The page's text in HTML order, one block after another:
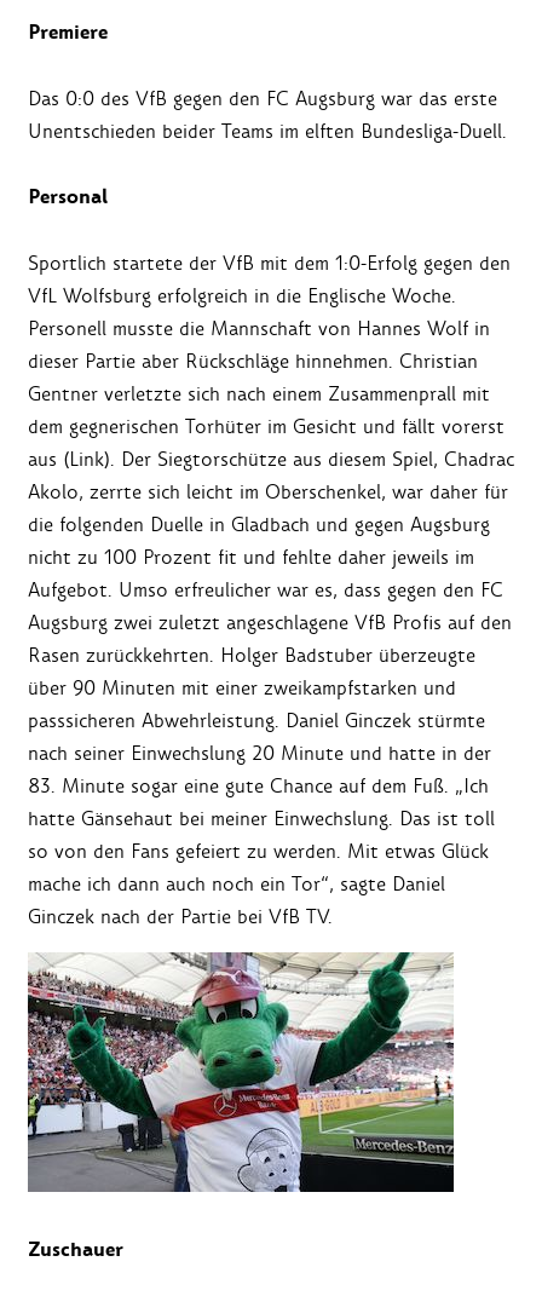
Premiere
Das 0:0 des VfB gegen den FC Augsburg war das erste
Unentschieden beider Teams im elften Bundesliga-Duell.
Personal
Sportlich startete der VfB mit dem 1:0-Erfolg gegen den
VfL Wolfsburg erfolgreich in die Englische Woche.
Personell musste die Mannschaft von Hannes Wolf in
dieser Partie aber Rückschläge hinnehmen. Christian
Gentner verletzte sich nach einem Zusammenprall mit
dem gegnerischen Torhüter im Gesicht und fällt vorerst
aus (Link). Der Siegtorschütze aus diesem Spiel, Chadrac
Akolo, zerrte sich leicht im Oberschenkel, war daher für
die folgenden Duelle in Gladbach und gegen Augsburg
nicht zu 100 Prozent fit und fehlte daher jeweils im
Aufgebot. Umso erfreulicher war es, dass gegen den FC
Augsburg zwei zuletzt angeschlagene VfB Profis auf den
Rasen zurückkehrten. Holger Badstuber überzeugte
über 90 Minuten mit einer zweikampfstarken und
passsicheren Abwehrleistung. Daniel Ginczek stürmte
nach seiner Einwechslung 20 Minute und hatte in der
83. Minute sogar eine gute Chance auf dem Fuß. „Ich
hatte Gänsehaut bei meiner Einwechslung. Das ist toll
so von den Fans gefeiert zu werden. Mit etwas Glück
mache ich dann auch noch ein Tor“, sagte Daniel
Ginczek nach der Partie bei VfB TV.
Zuschauer